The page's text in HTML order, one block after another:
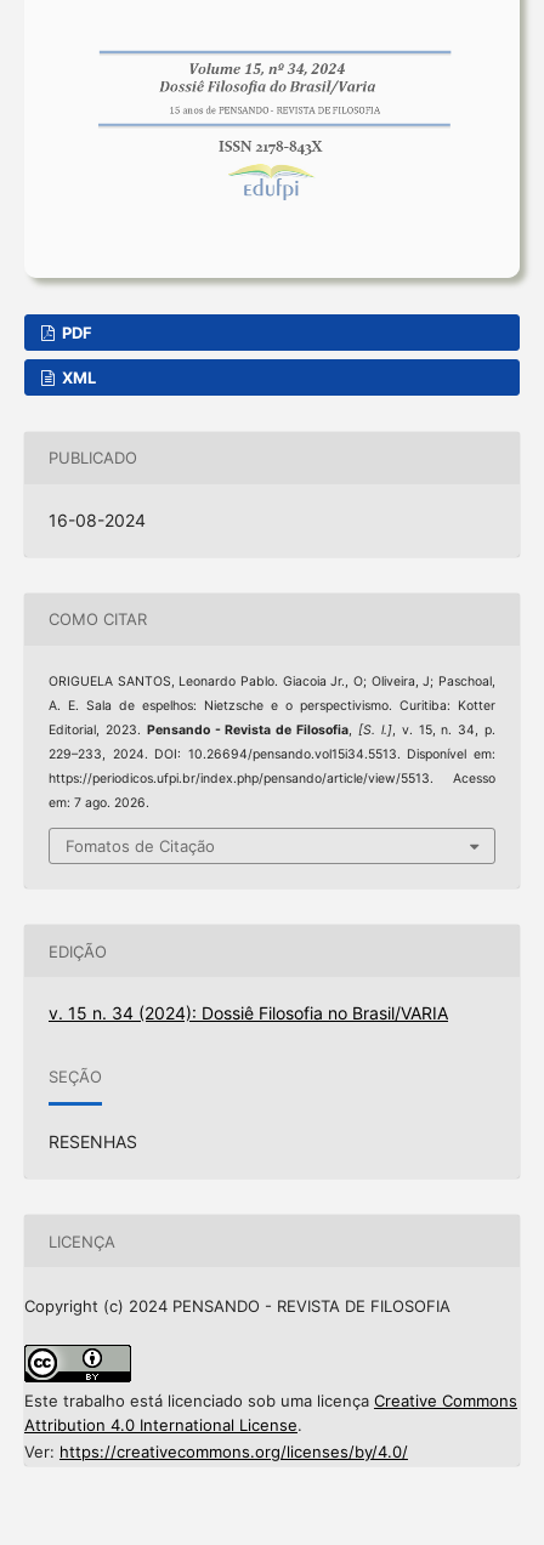
PDF
XML
PUBLICADO
16-08-2024
COMO CITAR
ORIGUELA SANTOS, Leonardo Pablo. Giacoia Jr., O; Oliveira, J; Paschoal,
A. E. Sala de espelhos: Nietzsche e o perspectivismo. Curitiba: Kotter
Editorial, 2023. Pensando - Revista de Filosofia, [S. l.], v. 15, n. 34, p.
229–233, 2024. DOI: 10.26694/pensando.vol15i34.5513. Disponível em:
https://periodicos.ufpi.br/index.php/pensando/article/view/5513. Acesso
em: 7 ago. 2026.
Fomatos de Citação
EDIÇÃO
v. 15 n. 34 (2024): Dossiê Filosofia no Brasil/VARIA
SEÇÃO
RESENHAS
LICENÇA
Copyright (c) 2024 PENSANDO - REVISTA DE FILOSOFIA
Este trabalho está licenciado sob uma licença Creative Commons
Attribution 4.0 International License.
Ver: https://creativecommons.org/licenses/by/4.0/